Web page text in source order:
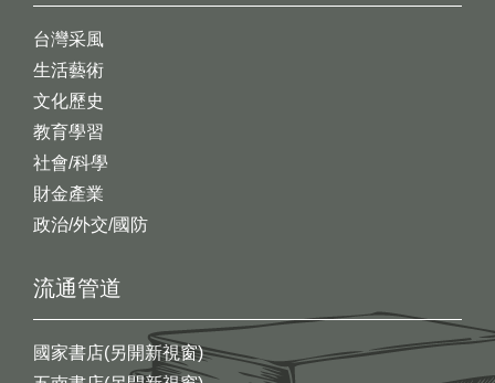
台灣采風
生活藝術
文化歷史
教育學習
社會/科學
財金產業
政治/外交/國防
流通管道
國家書店(另開新視窗)